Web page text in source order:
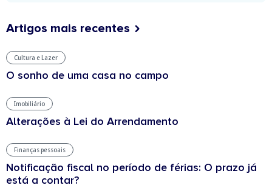
Artigos mais recentes
Cultura e Lazer
O sonho de uma casa no campo
Imobiliário
Alterações à Lei do Arrendamento
Finanças pessoais
Notificação fiscal no período de férias: O prazo já
está a contar?